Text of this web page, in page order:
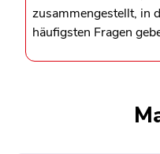
zusammengestellt, in
häufigsten Fragen